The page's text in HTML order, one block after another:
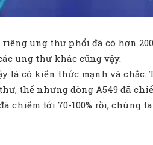
ung thư phổi đã có hơn
ung thư khác cũng vậy.
là có kiến thức mạnh và
thế nhưng dòng A549 đã
chiếm tới 70-100% rồi,